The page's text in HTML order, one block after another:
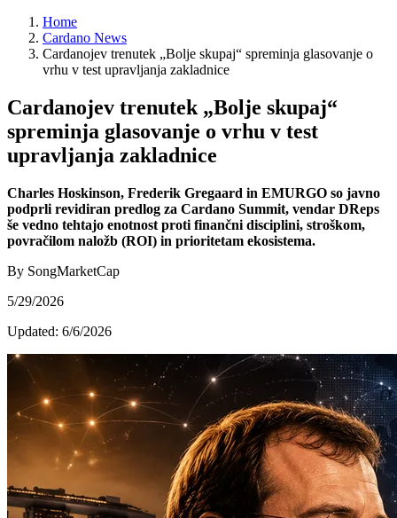
Home
Cardano News
Cardanojev trenutek „Bolje skupaj“ spreminja glasovanje o
vrhu v test upravljanja zakladnice
Cardanojev trenutek „Bolje skupaj“
spreminja glasovanje o vrhu v test
upravljanja zakladnice
Charles Hoskinson, Frederik Gregaard in EMURGO so javno
podprli revidiran predlog za Cardano Summit, vendar DReps
še vedno tehtajo enotnost proti finančni disciplini, stroškom,
povračilom naložb (ROI) in prioritetam ekosistema.
By SongMarketCap
5/29/2026
Updated: 6/6/2026